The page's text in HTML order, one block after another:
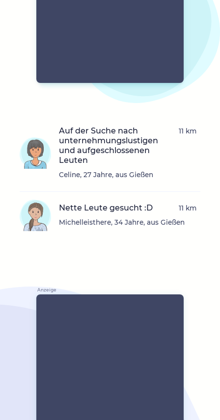
Auf der Suche nach
unternehmungslustigen
und aufgeschlossenen
Leuten
Celine, 27 Jahre, aus Gießen
11 km
Nette Leute gesucht :D
Michelleisthere, 34 Jahre, aus Gießen
11 km